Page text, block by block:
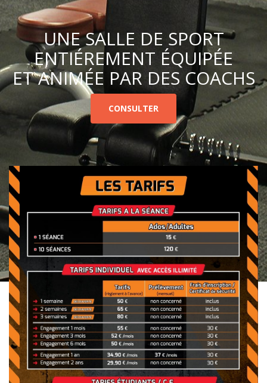
UNE SALLE DE SPORT
ENTIÉREMENT ÉQUIPÉE
ET ANIMÉE PAR DES COACHS
CONSULTER